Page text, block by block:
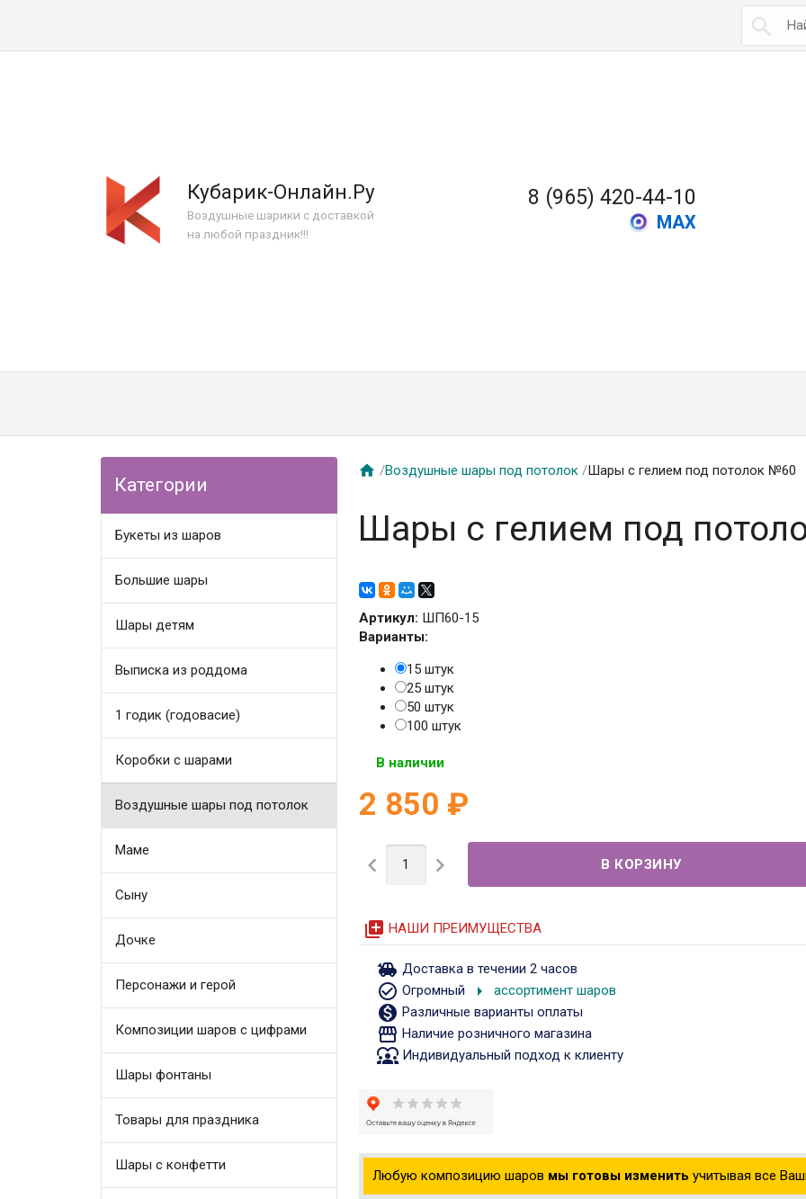

Кубарик-Онлайн.Ру
Воздушные шарики с доставкой
на любой праздник!!!
8 (965) 420-44-10
MAX
Категории
Букеты из шаров
Большие шары
Шары детям
Выписка из роддома
1 годик (годовасие)
Коробки с шарами
Воздушные шары под потолок
Маме
Сыну
Дочке
Персонажи и герой
Композиции шаров с цифрами
Шары фонтаны
Товары для праздника
Шары с конфетти
 /Воздушные шары под потолок /Шары с гелием под потолок №60
Шары с гелием под
Артикул: ШП60-15
Варианты:
15 штук
25 штук
50 штук
100 штук
В наличии
2 850 ₽
 
queue НАШИ ПРЕИМУЩЕСТВА
toys Доставка в течении 2 часов
check_circle_outline Огромный arrow_right ассортимент шаров
monetization_on Различные варианты оплаты
storefront Наличие розничного магазина
diversity_1Индивидуальный подход к клиенту
Любую композицию шаров мы готовы изменить учитывая все